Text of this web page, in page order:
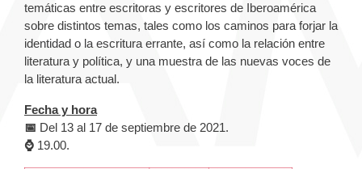
temáticas entre escritoras y escritores de Iberoamérica
sobre distintos temas, tales como los caminos para forjar la
identidad o la escritura errante, así como la relación entre
literatura y política, y una muestra de las nuevas voces de
la literatura actual.
Fecha y hora
📅 Del 13 al 17 de septiembre de 2021.
⌚ 19.00.